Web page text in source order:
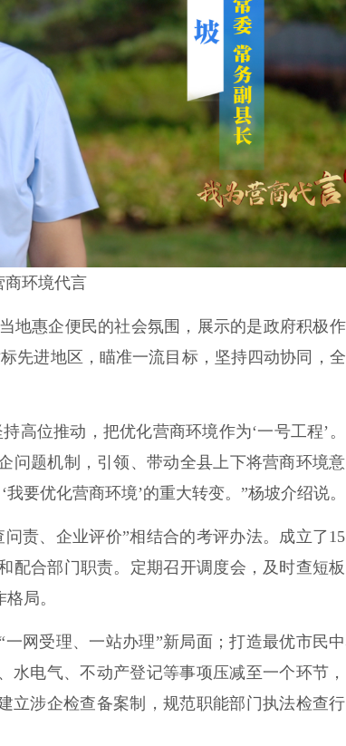
商环境代言
惠企便民的社会氛围，展示的是政府积极
先进地区，瞄准一流目标，坚持四动协同，
位推动，把优化营商环境作为‘一号工程’
问题机制，引领、带动全县上下将营商环境
要优化营商环境’的重大转变。”杨坡介绍说。
、企业评价”相结合的考评办法。成立了
配合部门职责。定期召开调度会，及时查短
局。
受理、一站办理”新局面；打造最优市民
水电气、不动产登记等事项压减至一个环节
立涉企检查备案制，规范职能部门执法检查